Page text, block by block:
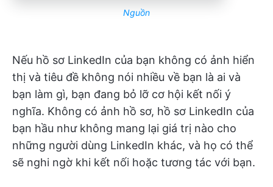
Nguồn
Nếu hồ sơ LinkedIn của bạn không có ảnh hiển
thị và tiêu đề không nói nhiều về bạn là ai và
bạn làm gì, bạn đang bỏ lỡ cơ hội kết nối ý
nghĩa. Không có ảnh hồ sơ, hồ sơ LinkedIn của
bạn hầu như không mang lại giá trị nào cho
những người dùng LinkedIn khác, và họ có thể
sẽ nghi ngờ khi kết nối hoặc tương tác với bạn.